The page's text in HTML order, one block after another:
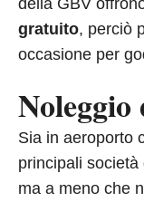
della GBV
gratuito, perciò
occasione per
Noleggio
Sia in aeroporto
principali
ma a meno che